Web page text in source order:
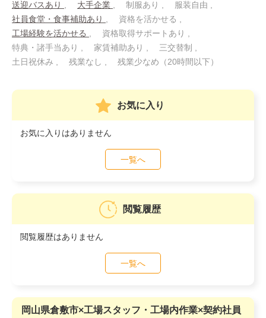
送迎バスあり
大手企業 制服あり
服装自由
社員食堂・食事補助あり
資格を活かせる
工場経験を活かせる
資格取得サポートあり
特典・諸手当あり
家賃補助あり
三交替制
土日祝休み
残業なし 残業少なめ（20時間以下）
お気に入り
お気に入りはありません
一覧へ
閲覧履歴
閲覧履歴はありません
一覧へ
岡山県倉敷市×工場スタッフ・工場内作業×契約社員